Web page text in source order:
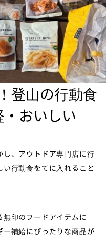
登山の行動食
おいしい
、アウトドア専門店に行
行動食をてに入れること
印のフードアイテムに
補給にぴったりな商品が